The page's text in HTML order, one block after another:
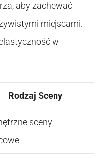
aby zachować
miejscami.
w
Rodzaj Sceny
sceny